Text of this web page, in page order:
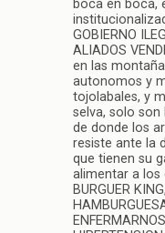
boca en boca,
GOBIERNO
ALIADOS
en las
autonomos y
tojolabales, y
selva, solo
de donde los
resiste ante la
que tienen su
alimentar a los
BURGUER